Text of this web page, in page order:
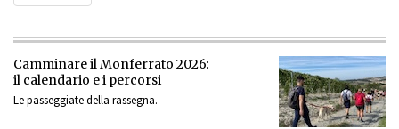
Camminare il Monferrato 2026:
il calendario e i percorsi
Le passeggiate della rassegna.